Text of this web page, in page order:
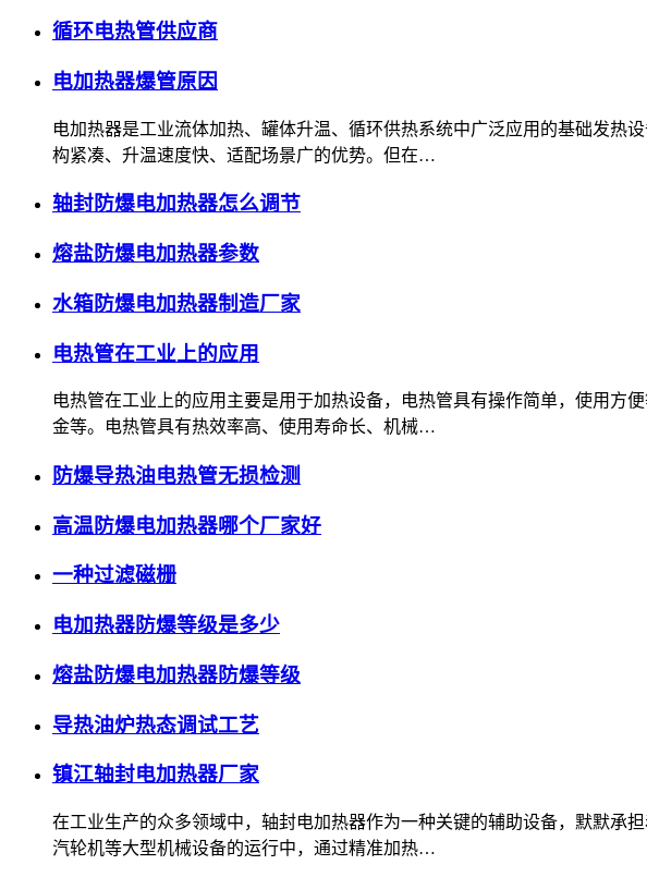
循环电热管供应商
电加热器爆管原因
电加热器是工业流体加热、罐体升温、循环供热系统中广泛应用的基础发热
构紧凑、升温速度快、适配场景广的优势。但在…
轴封防爆电加热器怎么调节
熔盐防爆电加热器参数
水箱防爆电加热器制造厂家
电热管在工业上的应用
电热管在工业上的应用主要是用于加热设备，电热管具有操作简单，使用方
金等。电热管具有热效率高、使用寿命长、机械…
防爆导热油电热管无损检测
高温防爆电加热器哪个厂家好
一种过滤磁栅
电加热器防爆等级是多少
熔盐防爆电加热器防爆等级
导热油炉热态调试工艺
镇江轴封电加热器厂家
在工业生产的众多领域中，轴封电加热器作为一种关键的辅助设备，默默承
汽轮机等大型机械设备的运行中，通过精准加热…